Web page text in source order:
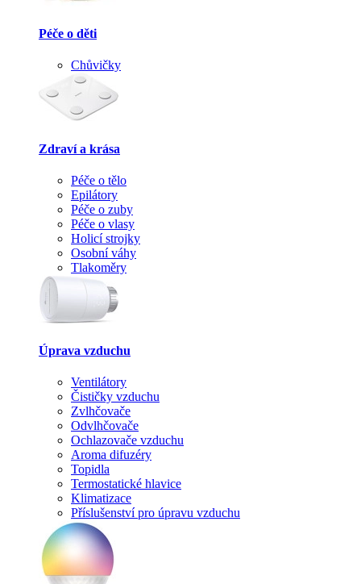
Péče o děti
Chůvičky
Zdraví a krása
Péče o tělo
Epilátory
Péče o zuby
Péče o vlasy
Holicí strojky
Osobní váhy
Tlakoměry
Úprava vzduchu
Ventilátory
Čističky vzduchu
Zvlhčovače
Odvlhčovače
Ochlazovače vzduchu
Aroma difuzéry
Topidla
Termostatické hlavice
Klimatizace
Příslušenství pro úpravu vzduchu